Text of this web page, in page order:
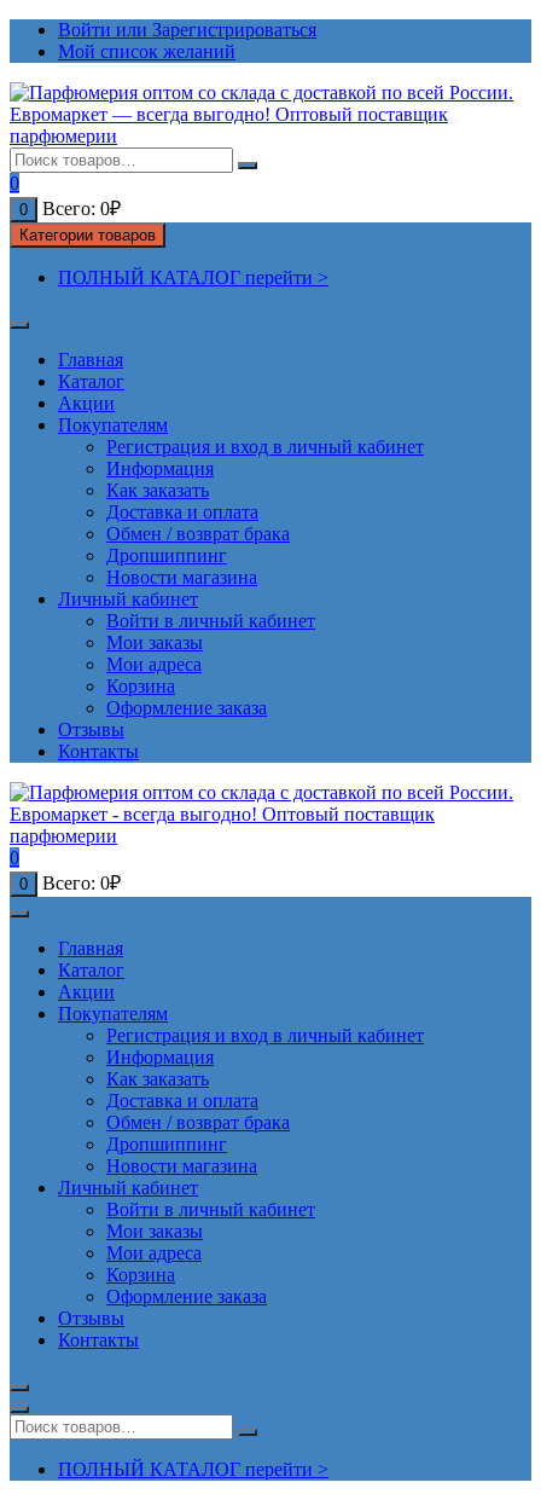
ПерейтиВойти или Зарегистрироваться
Мой список желаний
0
0 Всего: 0₽
Категории товаров
ПОЛНЫЙ КАТАЛОГ перейти >
Главная
Каталог
Акции
Покупателям
Регистрация и вход в личный кабинет
Информация
Как заказать
Доставка и оплата
Обмен / возврат брака
Дропшиппинг
Новости магазина
Личный кабинет
Войти в личный кабинет
Мои заказы
Мои адреса
Корзина
Оформление заказа
Отзывы
Контакты
0
0 Всего: 0₽
Главная
Каталог
Акции
Покупателям
Регистрация и вход в личный кабинет
Информация
Как заказать
Доставка и оплата
Обмен / возврат брака
Дропшиппинг
Новости магазина
Личный кабинет
Войти в личный кабинет
Мои заказы
Мои адреса
Корзина
Оформление заказа
Отзывы
Контакты
ПОЛНЫЙ КАТАЛОГ перейти >